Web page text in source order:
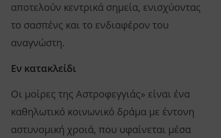
αποτελούν κεντρικά σημεία, ενισχύοντας
το σασπένς και το ενδιαφέρον του
αναγνώστη.
Εν κατακλείδι
Οι μοίρες της Αστροφεγγιάς» είναι ένα
καθηλωτικό κοινωνικό δράμα με έντονη
αστυνομική χροιά, που υφαίνεται μέσα